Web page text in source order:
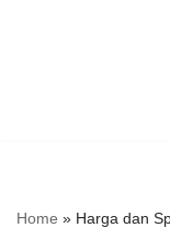
Home » Harga dan